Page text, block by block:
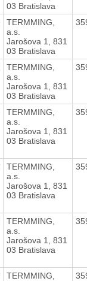
03 Bratislava
TERMMING,
a.s.
Jarošova 1, 831
03 Bratislava
TERMMING,
a.s.
Jarošova 1, 831
03 Bratislava
TERMMING,
a.s.
Jarošova 1, 831
03 Bratislava
TERMMING,
a.s.
Jarošova 1, 831
03 Bratislava
TERMMING,
a.s.
Jarošova 1, 831
03 Bratislava
TERMMING,